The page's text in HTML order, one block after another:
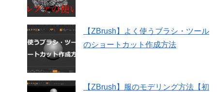
【ZBrush】よく使うブラシ・ツール
のショートカット作成方法
【ZBrush】服のモデリング方法【初